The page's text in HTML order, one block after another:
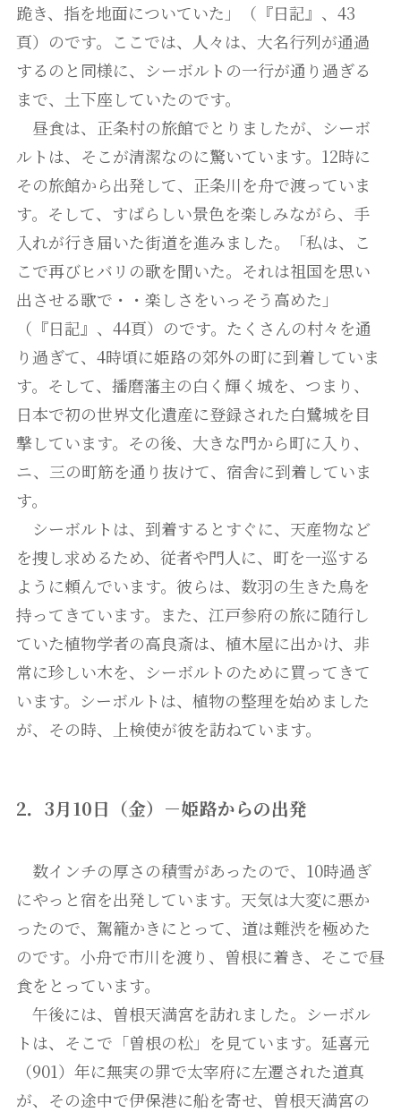
跪き、指を地面についていた」（『日記』、43
頁）のです。ここでは、人々は、大名行列が通過
するのと同様に、シーボルトの一行が通り過ぎる
まで、土下座していたのです。
昼食は、正条村の旅館でとりましたが、シーボ
ルトは、そこが清潔なのに驚いています。12時に
その旅館から出発して、正条川を舟で渡っていま
す。そして、すばらしい景色を楽しみながら、手
入れが行き届いた街道を進みました。「私は、こ
こで再びヒバリの歌を聞いた。それは祖国を思い
出させる歌で・・楽しさをいっそう高めた」
（『日記』、44頁）のです。たくさんの村々を通
り過ぎて、4時頃に姫路の郊外の町に到着していま
す。そして、播磨藩主の白く輝く城を、つまり、
日本で初の世界文化遺産に登録された白鷺城を目
撃しています。その後、大きな門から町に入り、
ニ、三の町筋を通り抜けて、宿舎に到着していま
す。
シーボルトは、到着するとすぐに、天産物など
を捜し求めるため、従者や門人に、町を一巡する
ように頼んでいます。彼らは、数羽の生きた鳥を
持ってきています。また、江戸参府の旅に随行し
ていた植物学者の高良斎は、植木屋に出かけ、非
常に珍しい木を、シーボルトのために買ってきて
います。シーボルトは、植物の整理を始めました
が、その時、上検使が彼を訪ねています。
2．3月10日（金）－姫路からの出発
数インチの厚さの積雪があったので、10時過ぎ
にやっと宿を出発しています。天気は大変に悪か
ったので、駕籠かきにとって、道は難渋を極めた
のです。小舟で市川を渡り、曽根に着き、そこで昼
食をとっています。
午後には、曽根天満宮を訪れました。シーボル
トは、そこで「曽根の松」を見ています。延喜元
（901）年に無実の罪で太宰府に左遷された道真
が、その途中で伊保港に船を寄せ、曽根天満宮の